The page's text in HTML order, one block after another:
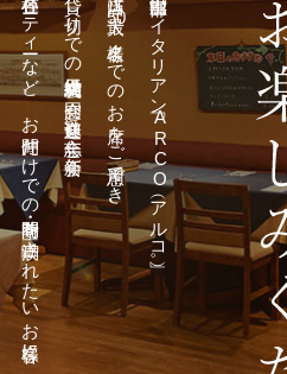
富山・黒部のイタリアン「ARCO（アルコ）」。
50
名様までのお席をご用意でき、
貸し切りでの結婚式二次会や同窓会、歓送迎会、忘年会、新年会、
各種パーティーなど、お仲間だけでの時間・空間を満喫されたいお客様に